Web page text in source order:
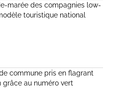
marée des compagnies low-
touristique national
commune pris en flagrant
au numéro vert